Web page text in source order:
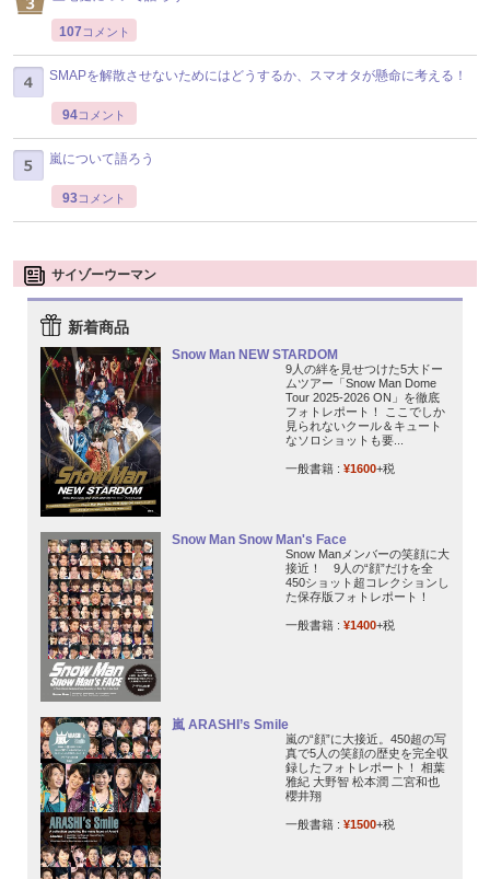
107 コメント
SMAPを解散させないためにはどうするか、スマオタが懸命に考える！
94コメント
嵐について語ろう
93コメント
サイゾーウーマン
新着商品
Snow Man NEW STARDOM
9人の絆を見せつけた5大ドー
ムツアー「Snow Man Dome
Tour 2025-2026 ON」を徹底
フォトレポート！ ここでしか
見られないクール＆キュート
なソロショットも要...
一般書籍 : ¥1600+税
Snow Man Snow Man's Face
Snow Manメンバーの笑顔に大
接近！ 9人の“顔”だけを全
450ショット超コレクションし
た保存版フォトレポート！
一般書籍 : ¥1400+税
嵐 ARASHI’s Smile
嵐の“顔”に大接近。450超の写
真で5人の笑顔の歴史を完全収
録したフォトレポート！ 相葉
雅紀 大野智 松本潤 二宮和也
櫻井翔
一般書籍 : ¥1500+税